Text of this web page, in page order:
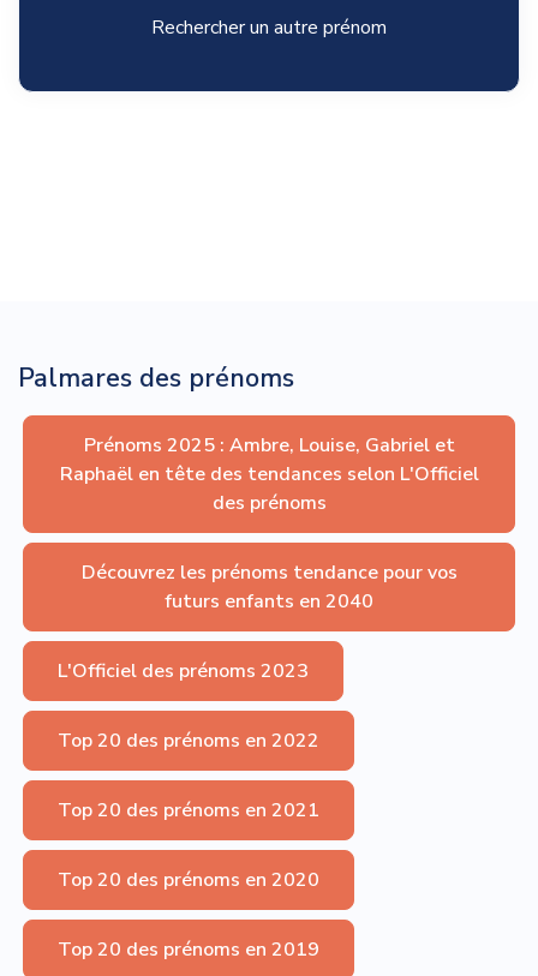
Rechercher un autre prénom
Palmares des prénoms
Prénoms 2025 : Ambre, Louise, Gabriel et
Raphaël en tête des tendances selon L'Officiel
des prénoms
Découvrez les prénoms tendance pour vos
futurs enfants en 2040
L'Officiel des prénoms 2023
Top 20 des prénoms en 2022
Top 20 des prénoms en 2021
Top 20 des prénoms en 2020
Top 20 des prénoms en 2019